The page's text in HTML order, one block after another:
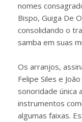
nomes
Bispo, Guiga De
consolidando o
samba em suas
Os arranjos,
Felipe Siles e
sonoridade única
instrumentos
algumas faixas.